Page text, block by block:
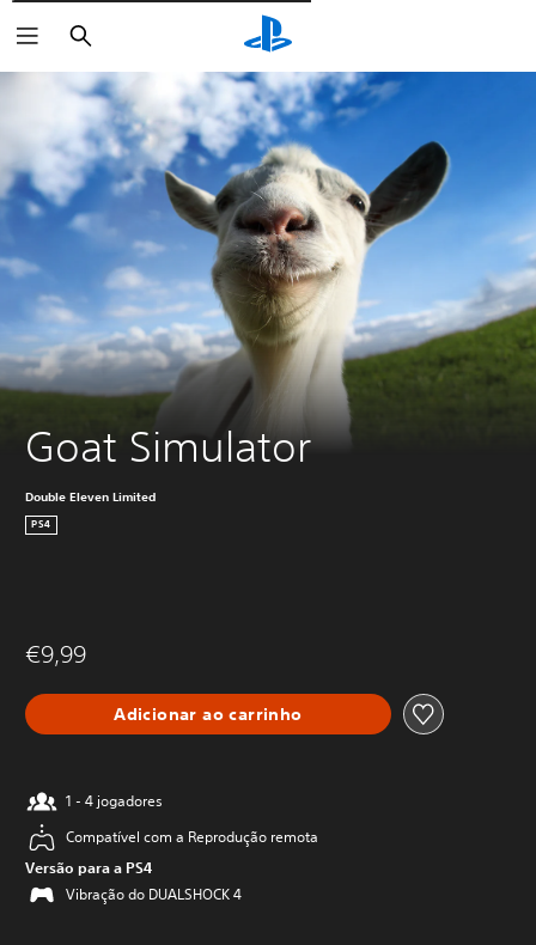
Pesquisar
Goat Simulator
Double Eleven Limited
PS4
€9,99
Adicionar ao carrinho
1 - 4 jogadores
Compatível com a Reprodução remota
Versão para a PS4
Vibração do DUALSHOCK 4